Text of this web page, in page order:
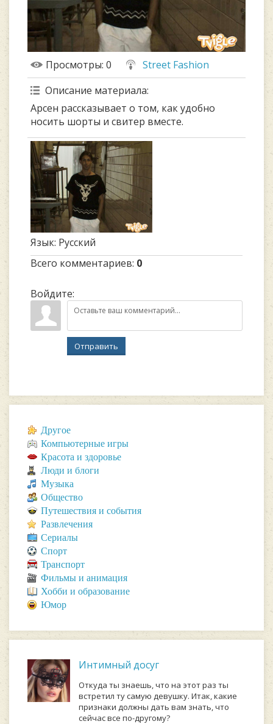
Просмотры: 0
Street Fashion
Описание материала:
Арсен рассказывает о том, как удобно
носить шорты и свитер вместе.
Язык: Русский
Всего комментариев: 0
Войдите:
Отправить
Другое
Компьютерные игры
Красота и здоровье
Люди и блоги
Музыка
Общество
Путешествия и события
Развлечения
Сериалы
Спорт
Транспорт
Фильмы и анимация
Хобби и образование
Юмор
Интимный досуг
Откуда ты знаешь, что на этот раз ты
встретил ту самую девушку. Итак, какие
признаки должны дать вам знать, что
сейчас все по-другому?